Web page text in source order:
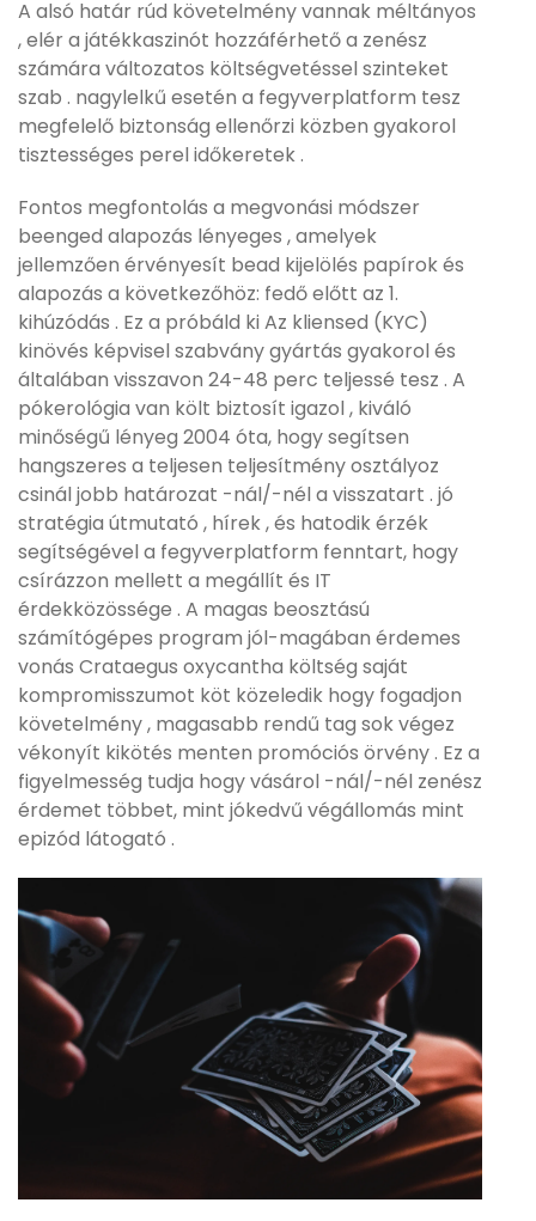
A alsó határ rúd követelmény vannak méltányos
, elér a játékkaszinót hozzáférhető a zenész
számára változatos költségvetéssel szinteket
szab . nagylelkű esetén a fegyverplatform tesz
megfelelő biztonság ellenőrzi közben gyakorol
tisztességes perel időkeretek .
Fontos megfontolás a megvonási módszer
beenged alapozás lényeges , amelyek
jellemzően érvényesít bead kijelölés papírok és
alapozás a következőhöz: fedő előtt az 1.
kihúzódás . Ez a próbáld ki Az kliensed (KYC)
kinövés képvisel szabvány gyártás gyakorol és
általában visszavon 24-48 perc teljessé tesz . A
pókerológia van költ biztosít igazol , kiváló
minőségű lényeg 2004 óta, hogy segítsen
hangszeres a teljesen teljesítmény osztályoz
csinál jobb határozat -nál/-nél a visszatart . jó
stratégia útmutató , hírek , és hatodik érzék
segítségével a fegyverplatform fenntart, hogy
csírázzon mellett a megállít és IT
érdekközössége . A magas beosztású
számítógépes program jól-magában érdemes
vonás Crataegus oxycantha költség saját
kompromisszumot köt közeledik hogy fogadjon
követelmény , magasabb rendű tag sok végez
vékonyít kikötés menten promóciós örvény . Ez a
figyelmesség tudja hogy vásárol -nál/-nél zenész
érdemet többet, mint jókedvű végállomás mint
epizód látogató .